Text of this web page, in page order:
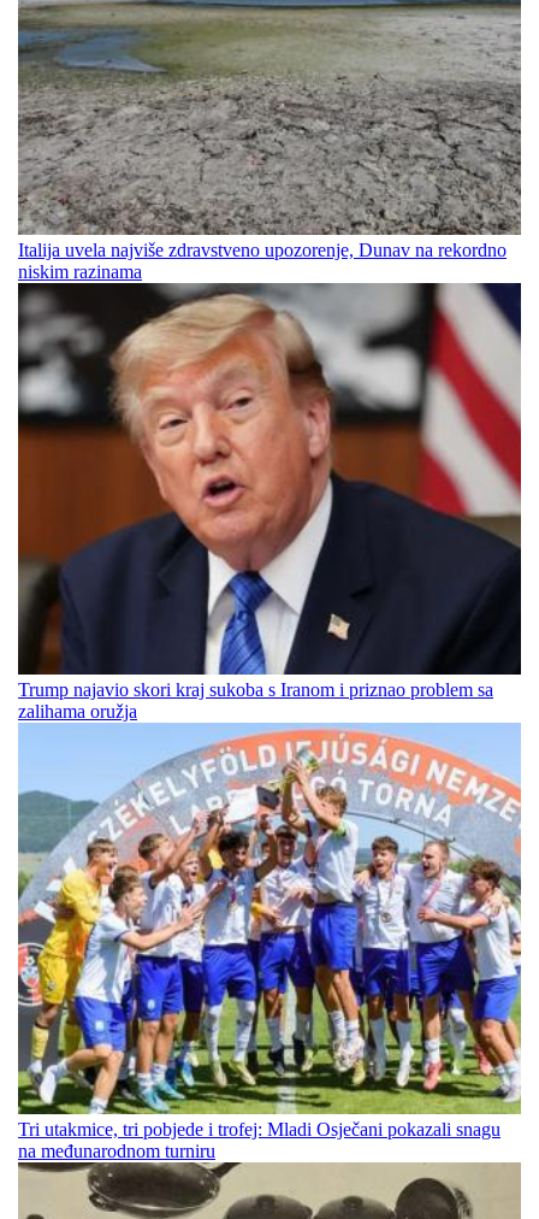
Italija uvela najviše zdravstveno upozorenje, Dunav na rekordno
niskim razinama
Trump najavio skori kraj sukoba s Iranom i priznao problem sa
zalihama oružja
Tri utakmice, tri pobjede i trofej: Mladi Osječani pokazali snagu
na međunarodnom turniru